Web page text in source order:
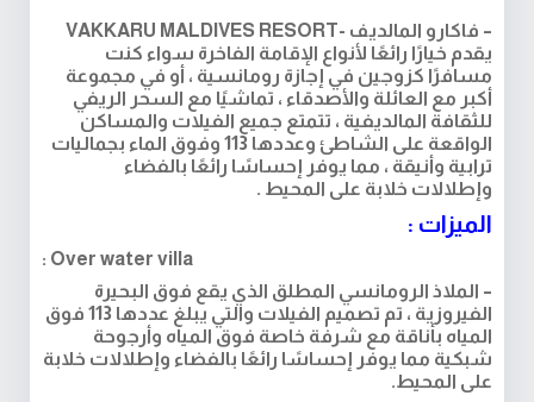
يقدم خيارًا رائعًا لأنواع الإقامة الفاخرة سواء كنت
مسافرًا كزوجين في إجازة رومانسية ، أو في مجموعة
أكبر مع العائلة والأصدقاء ، تماشيًا مع السحر الريفي
للثقافة المالديفية ، تتمتع جميع الفيلات والمساكن
الواقعة على الشاطئ وعددها 113 وفوق الماء بجماليات
ترابية وأنيقة ، مما يوفر إحساسًا رائعًا بالفضاء
وإطلالات خلابة على المحيط .
الميزات :
Over water villa :
– الملاذ الرومانسي المطلق الذي يقع فوق البحيرة
الفيروزية ، تم تصميم الفيلات والتي يبلغ عددها 113 فوق
المياه بأناقة مع شرفة خاصة فوق المياه وأرجوحة
شبكية مما يوفر إحساسًا رائعًا بالفضاء وإطلالات خلابة
على المحيط.